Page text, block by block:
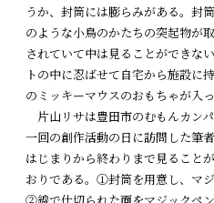
うか、封筒には膨らみがある。封
のような小鳥のかたちの突起物が
されていて中は見ることができな
トの中に忍ばせて自宅から施設に
のミッキーマウスのおもちゃが入っ
片山リサは豊田市のむもんカン
一回の創作活動の日に訪問した筆
はじまりから終わりまで見ること
おりである。①封筒を用意し、マ
②線で仕切られた面をマジックペ